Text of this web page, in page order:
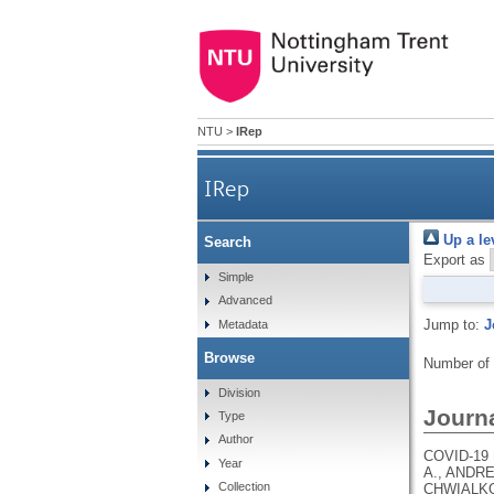
NTU > IRep
IRep
Up a
Export as
Jump to:
Number
COVID-19 HOST GENETICS INITIATIVE, PATHAK, G.A., KARJALAINEN, J., STEVENS, C., NEALE, B.M., DALY, M., GANNA, A., ANDREWS, S.J., KANAI, M., CORDIOLI, M., POLIMANTI, R., HARERIMANA, N., PIRINEN, M., LIAO, R.G., CHWIALKOWSKA, K., TRANKIEM, A., BALACONIS, M.K., NGUYEN, H., SOLOMONSON, M., VEERAPEN, K., WOLFORD, B., ROBERTS, G., PARK, D., BALL, C.A., COIGNET, M., MCCURDY, S., KNIGHT, S., PARTHA, R., RHEAD, B., ZHANG, M., BERKOWITZ, N., GADDIS, M., NOTO, K., RUIZ, L., PAVLOVIC, M., HONG, E.L., RAND, K., GIRSHICK, A., GUTURU, H., BALTZELL, A.H., NIEMI, M.E.K., RAHMOUNI, S., GUNTZ, J., BEGUIN, Y., CORDIOLI, M., PIGAZZINI, S., NKAMBULE, L., GEORGES, M., MOUTSCHEN, M., MISSET, B., DARCIS, G., GUIOT, J., AZARZAR, S., GOFFLOT, S., CLAASSEN, S., MALAISE, O., HUYNEN, P., MEURIS, C., THYS, M., JACQUES, J.,
Search
Simple
Advanced
Metadata
Browse
Division
Type
Author
Year
Collection